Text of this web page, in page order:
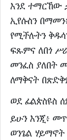
እንደ ተማርኸው
ኢየሱስን
የሚችሉትን
ፍጹምና ለበጎ
መንፈስ ያለበት
ለማቅናት
ወደ ፊልጵስዩስ
ይሁን እንጂ፥
ወንጌል